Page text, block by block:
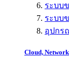
ระบบ
ระบบข
อุปกร
Cloud,